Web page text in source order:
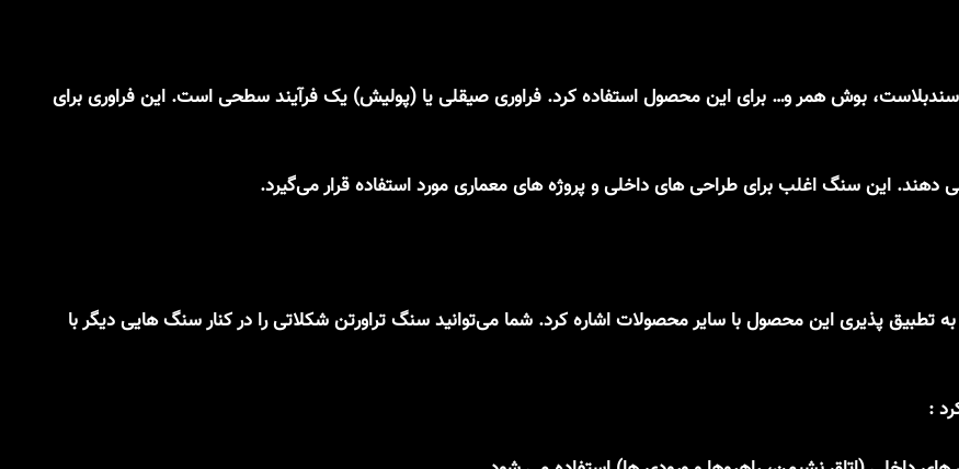
سندبلاست، بوش همر و… برای این محصول استفاده کرد. فراوری صیقلی یا (پولیش) یک فرآیند سطحی است. این فراوری برای
تطبیق پذیریاین محصول با سایر محصولات اشاره کرد. شما می‌توانید سنگ تراورتن شکلاتی را در کنار سنگ هایی دیگر با
: